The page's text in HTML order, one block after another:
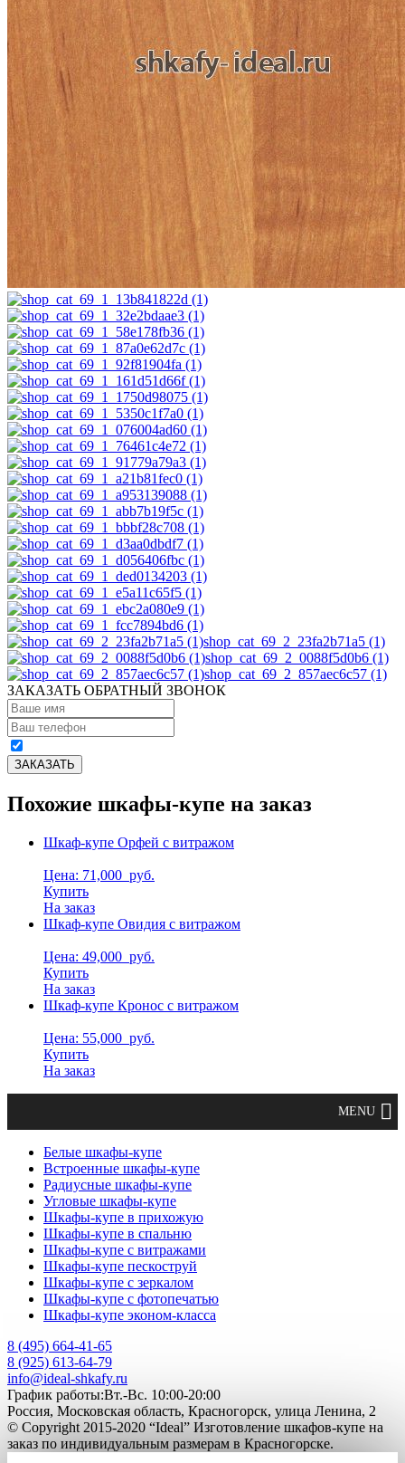
shop_cat_69_2_23fa2b71a5 (1)
shop_cat_69_2_0088f5d0b6 (1)
shop_cat_69_2_857aec6c57 (1)
ЗАКАЗАТЬ ОБРАТНЫЙ ЗВОНОК
Похожие шкафы-купе на заказ
Шкаф-купе Орфей с витражом
Цена: 71,000 руб.
Купить
На заказ
Шкаф-купе Овидия с витражом
Цена: 49,000 руб.
Купить
На заказ
Шкаф-купе Кронос с витражом
Цена: 55,000 руб.
Купить
На заказ
Белые шкафы-купе
Встроенные шкафы-купе
Радиусные шкафы-купе
Угловые шкафы-купе
Шкафы-купе в прихожую
Шкафы-купе в спальню
Шкафы-купе с витражами
Шкафы-купе пескоструй
Шкафы-купе с зеркалом
Шкафы-купе с фотопечатью
Шкафы-купе эконом-класса
8 (495) 664-41-65
8 (925) 613-64-79
info@ideal-shkafy.ru
График работы:Вт.-Вс. 10:00-20:00
Россия, Московская область, Красногорск, улица Ленина, 2
© Copyright 2015-2020 “Ideal” Изготовление шкафов-купе на
заказ по индивидуальным размерам в Красногорске.